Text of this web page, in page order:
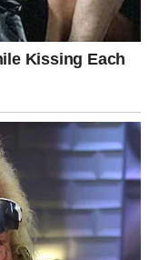
, izbjegavajte jake
– prozračniji
svrbež ili
promjenu ili